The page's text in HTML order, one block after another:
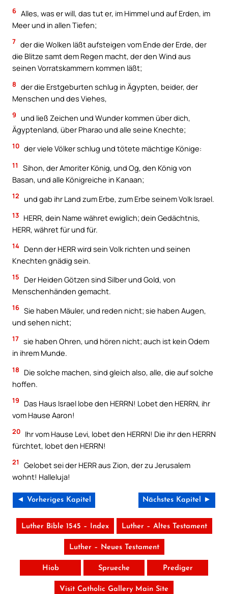
6 Alles, was er will, das tut er, im Himmel und auf Erden, im
Meer und in allen Tiefen;
7 der die Wolken läßt aufsteigen vom Ende der Erde, der
die Blitze samt dem Regen macht, der den Wind aus
seinen Vorratskammern kommen läßt;
8 der die Erstgeburten schlug in Ägypten, beider, der
Menschen und des Viehes,
9 und ließ Zeichen und Wunder kommen über dich,
Ägyptenland, über Pharao und alle seine Knechte;
10 der viele Völker schlug und tötete mächtige Könige:
11
Sihon, der Amoriter König, und Og, den König von
Basan, und alle Königreiche in Kanaan;
12 und gab ihr Land zum Erbe, zum Erbe seinem Volk Israel.
13 HERR, dein Name währet ewiglich; dein Gedächtnis,
HERR, währet für und für.
14 Denn der HERR wird sein Volk richten und seinen
Knechten gnädig sein.
15
Der Heiden Götzen sind Silber und Gold, von
Menschenhänden gemacht.
16 Sie haben Mäuler, und reden nicht; sie haben Augen,
und sehen nicht;
17 sie haben Ohren, und hören nicht; auch ist kein Odem
in ihrem Munde.
18
Die solche machen, sind gleich also, alle, die auf solche
hoffen.
19
Das Haus Israel lobe den HERRN! Lobet den HERRN, ihr
vom Hause Aaron!
20 Ihr vom Hause Levi, lobet den HERRN! Die ihr den HERRN
fürchtet, lobet den HERRN!
21
Gelobet sei der HERR aus Zion, der zu Jerusalem
wohnt! Halleluja!
◄ Vorheriges Kapitel Nächstes Kapitel ►
Luther Bible 1545 – Index Luther – Altes Testament
Luther – Neues Testament
Hiob Sprueche Prediger
Visit Catholic Gallery Main Site